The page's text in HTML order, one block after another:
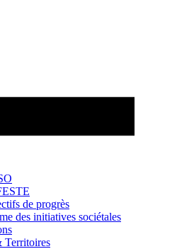
de progrès
des initiatives sociétales
Territoires